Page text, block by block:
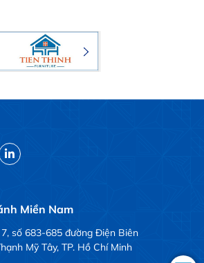
Miền Nam
số 683-685 đường Điện Biên
Mỹ Tây, TP. Hồ Chí Minh